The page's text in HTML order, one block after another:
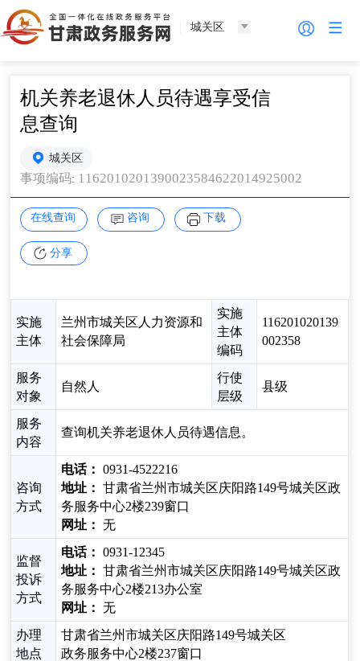
城关区
机关养老退休人员待遇享受信
息查询
城关区
事项编码: 1162010201390023584622014925002
在线查询 咨询 下载
分享
实施
主体
兰州市城关区人力资源和
社会保障局
实施
主体
编码
116201020139
002358
服务
对象
自然人
行使
层级
县级
服务
内容
查询机关养老退休人员待遇信息。
咨询
方式
电话： 0931-4522216
地址： 甘肃省兰州市城关区庆阳路149号城关区政
务服务中心2楼239窗口
网址： 无
监督
投诉
方式
电话： 0931-12345
地址： 甘肃省兰州市城关区庆阳路149号城关区政
务服务中心2楼213办公室
网址： 无
办理
地点
甘肃省兰州市城关区庆阳路149号城关区
政务服务中心2楼237窗口